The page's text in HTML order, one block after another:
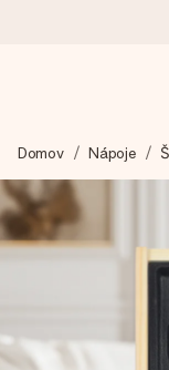
Váš darček
aby ste ho mohli
na tom najviac
4,7 (na
Naše darčeky
hodnotia známkou
Domov Nápoje